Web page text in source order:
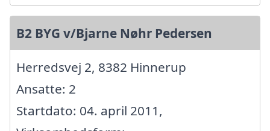
B2 BYG v/Bjarne Nøhr Pedersen
Herredsvej 2, 8382 Hinnerup
Ansatte: 2
Startdato: 04. april 2011,